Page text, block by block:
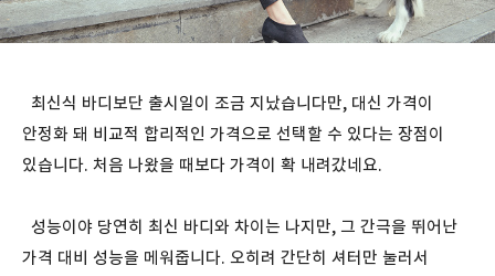
최신식 바디보단 출시일이 조금 지났습니다만, 대신 가격이
안정화 돼 비교적 합리적인 가격으로 선택할 수 있다는 장점이
있습니다. 처음 나왔을 때보다 가격이 확 내려갔네요.
성능이야 당연히 최신 바디와 차이는 나지만, 그 간극을 뛰어난
가격 대비 성능을 메워줍니다. 오히려 간단히 셔터만 눌러서